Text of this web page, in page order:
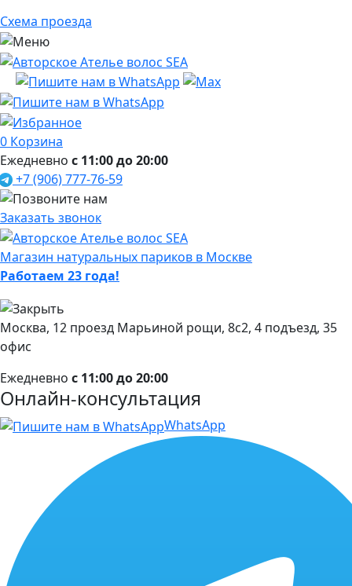
Схема проезда
0 Корзина
Ежедневно с 11:00 до 20:00
+7 (906) 777-76-59
Заказать звонок
Магазин натуральных париков в Москве
Работаем 23 года!
Москва, 12 проезд Марьиной рощи, 8с2, 4 подъезд, 35
офис
Ежедневно с 11:00 до 20:00
Онлайн-консультация
WhatsApp